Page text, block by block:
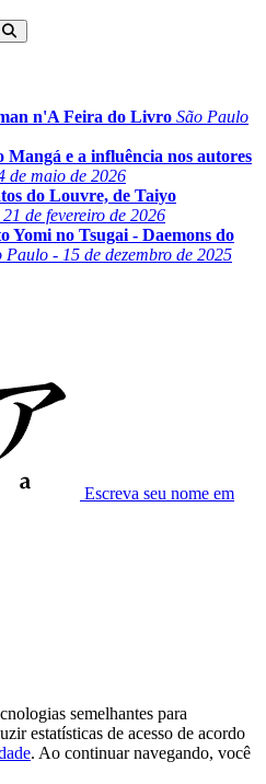
n'A Feira do Livro São Paulo
Mangá e a influência nos autores
de maio de 2026
do Louvre, de Taiyo
de fevereiro de 2026
Yomi no Tsugai - Daemons do
Paulo - 15 de dezembro de 2025
Escreva seu nome em
semelhantes para
estatísticas de acesso de acordo
. Ao continuar navegando, você